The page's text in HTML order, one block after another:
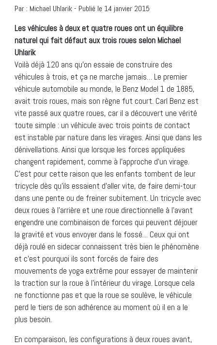
Par : Michael Uhlarik- Publié le 14 janvier 2015
Les véhicules à deux et quatre roues ont un équilibre
naturel qui fait défaut aux trois roues selon Michael
Uhlarik
Voilà déjà 120 ans qu’on essaie de construire des
véhicules à trois, et ça ne marche jamais… Le premier
véhicule automobile au monde, le Benz Model 1 de 1885,
avait trois roues, mais son règne fut court. Carl Benz est
vite passé aux quatre roues, car il a découvert une vérité
toute simple : un véhicule avec trois points de contact
est instable par nature dans les virages. Ainsi que dans les
dénivellations. Ainsi que lorsque les forces appliquées
changent rapidement, comme à l’approche d’un virage.
C’est pour cette raison que les enfants tombent de leur
tricycle dès qu’ils essaient d’aller vite, de faire demi-tour
dans une pente ou de freiner subitement. Un tricycle avec
deux roues à l’arrière et une roue directionnelle à l’avant
engendre une combinaison de forces qui peuvent déjouer
la gravité et vous envoyer dans le fossé… Ceux qui ont
déjà roulé en sidecar connaissent très bien le phénomène
et c’est pourquoi ils sont forcés de faire des
mouvements de yoga extrême pour essayer de maintenir
la traction sur la roue à l’intérieur du virage. Lorsque cela
ne fonctionne pas et que la roue se soulève, le véhicule
perd le tiers de son adhérence au moment où il en a le
plus besoin.
En comparaison, les configurations à deux roues avant,